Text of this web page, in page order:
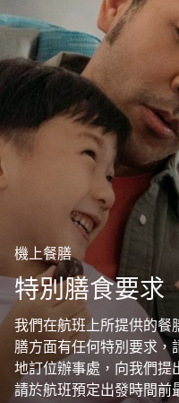
機上餐膳
特別膳食要求
我們在航班上所提供的餐
膳方面有任何特別要求，
地訂位辦事處，向我們提
請於航班預定出發時間前